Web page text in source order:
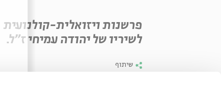
פרשנות ויזואלית-קולנועית
לשיריו של יהודה עמיחי ז"ל.
שיתוף